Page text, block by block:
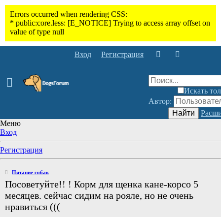
Вход Регистрация
Искать
Автор:
Найти
Меню
Вход
Регистрация
Питание собак
Посоветуйте!! ! Корм для щенка кане-корсо 5
месяцев. сейчас сидим на рояле, но не очень
нравиться (((